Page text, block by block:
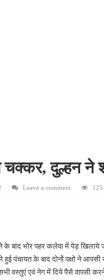
दुल्हन ने
Leave a comment 125
के बाद भोर पहर कलेवा में पेड़
हुई पंचायत के बाद दोनों पक्षो ने
वस्तुएं एवं नेग में दिये पैसे वापसी